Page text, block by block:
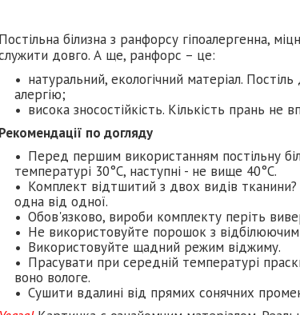
Постільна білизна з ранфорсу гіпоалергенна,
довго. А ще, ранфорс – це:
натуральний, екологічний матеріал.
алергію;
висока зносостійкість. Кількість прань не
Рекомендації по догляду
Перед першим використанням постільну
температурі 30°C, наступні - не вище 40°C.
Комплект відтшитий з двох видів
одна від одної.
Обов'язково, вироби комплекту періть
Не використовуйте порошок з
Використовуйте щадний режим віджиму.
Прасувати при середній температурі
воно вологе.
Сушити вдалині від прямих сонячних